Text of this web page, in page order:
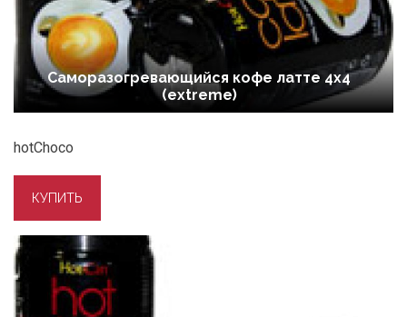
Саморазогревающийся кофе латте 4х4
(extreme)
hotChoco